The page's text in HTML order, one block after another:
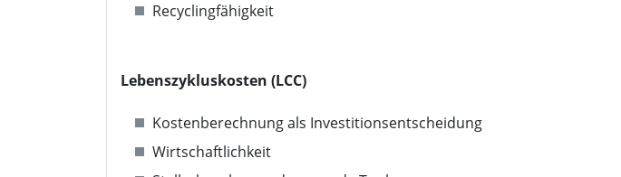
Recyclingfähigkeit
Lebenszykluskosten (LCC)
Kostenberechnung als Investitionsentscheidung
Wirtschaftlichkeit